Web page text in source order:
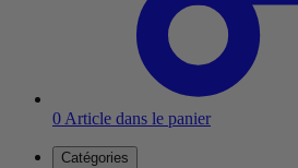
0 Article dans le panier
Catégories